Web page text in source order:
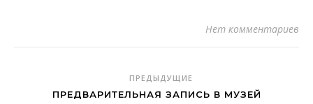
Нет комментариев
ПРЕДЫДУЩИЕ
ПРЕДВАРИТЕЛЬНАЯ ЗАПИСЬ В МУЗЕЙ